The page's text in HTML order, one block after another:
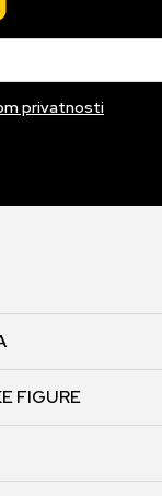
privatnosti
FIGURE